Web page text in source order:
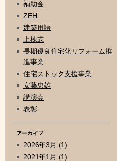
補助金
ZEH
建築用語
上棟式
長期優良住宅化リフォーム推
進事業
住宅ストック支援事業
安藤忠雄
講演会
表彰
アーカイブ
2026年3月 (1)
2021年1月 (1)